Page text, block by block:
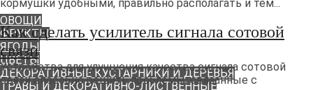
САДОВЫЕ РАСТЕНИЯ
ОВОЩИ
ФРУКТЫ
ЯГОДЫ
ЦВЕТЫ
ДЕКОРАТИВНЫЕ КУСТАРНИКИ И ДЕРЕВЬЯ
ТРАВЫ И ДЕКОРАТИВНО-ЛИСТВЕННЫЕ
кормушки удобными, правильно располагать и тем...
Как сделать усилитель сигнала сотовой
связи
Устройства для улучшения качества сигнала сотовой
связи способно решить проблемы, связанные с